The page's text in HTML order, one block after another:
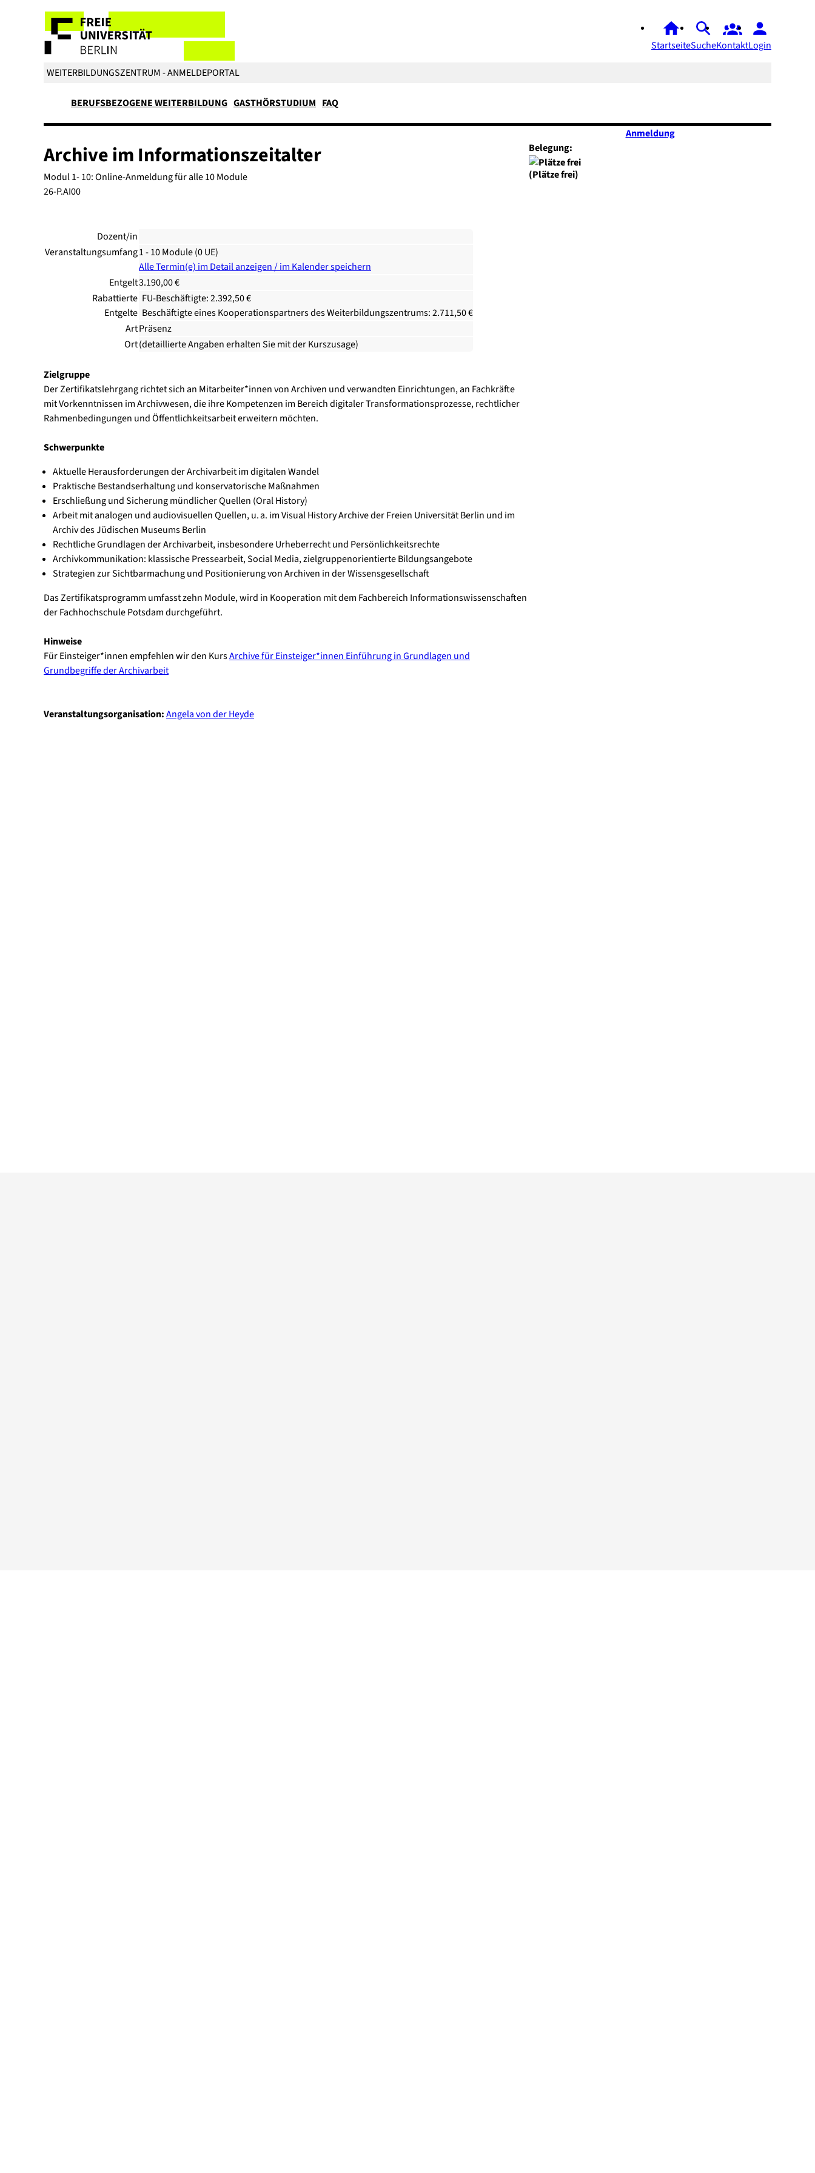
StartseiteSucheKontaktLogin
WEITERBILDUNGSZENTRUM - ANMELDEPORTAL
BERUFSBEZOGENE WEITERBILDUNG GASTHÖRSTUDIUM FAQ
Archive im Informationszeitalter
Modul 1- 10: Online-Anmeldung für alle 10 Module
26-P.AI00
Dozent/in
Veranstaltungsumfang1 - 10 Module (0 UE)
Alle Termin(e) im Detail anzeigen / im Kalender speichern
Entgelt3.190,00 €
Rabattierte
Entgelte
FU-Beschäftigte: 2.392,50 €
Beschäftigte eines Kooperationspartners des Weiterbildungszentrums: 2.711,50 €
ArtPräsenz
Ort(detaillierte Angaben erhalten Sie mit der Kurszusage)
Zielgruppe
Der Zertifikatslehrgang richtet sich an Mitarbeiter*innen von Archiven und verwandten Einrichtungen, an Fachkräfte
mit Vorkenntnissen im Archivwesen, die ihre Kompetenzen im Bereich digitaler Transformationsprozesse, rechtlicher
Rahmenbedingungen und Öffentlichkeitsarbeit erweitern möchten.
Schwerpunkte
Aktuelle Herausforderungen der Archivarbeit im digitalen Wandel
Praktische Bestandserhaltung und konservatorische Maßnahmen
Erschließung und Sicherung mündlicher Quellen (Oral History)
Arbeit mit analogen und audiovisuellen Quellen, u. a. im Visual History Archive der Freien Universität Berlin und im
Archiv des Jüdischen Museums Berlin
Rechtliche Grundlagen der Archivarbeit, insbesondere Urheberrecht und Persönlichkeitsrechte
Archivkommunikation: klassische Pressearbeit, Social Media, zielgruppenorientierte Bildungsangebote
Strategien zur Sichtbarmachung und Positionierung von Archiven in der Wissensgesellschaft
Das Zertifikatsprogramm umfasst zehn Module, wird in Kooperation mit dem Fachbereich Informationswissenschaften
der Fachhochschule Potsdam durchgeführt.
Hinweise
Für Einsteiger*innen empfehlen wir den KursArchive für Einsteiger*innen Einführung in Grundlagen und
Grundbegriffe der Archivarbeit
Veranstaltungsorganisation:Angela von der Heyde
Anmeldung
Belegung:
(Plätze frei)